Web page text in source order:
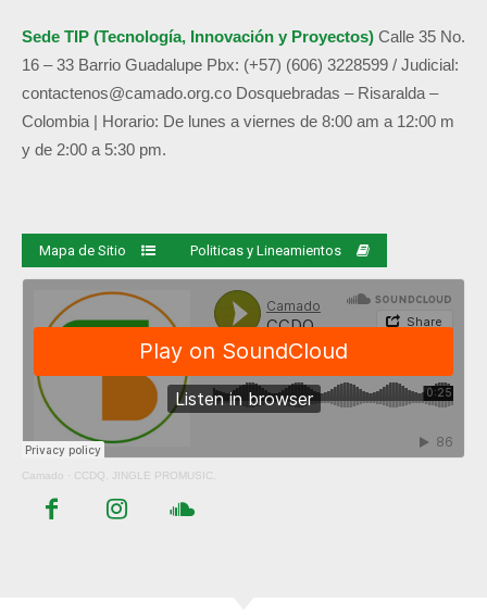
Sede TIP (Tecnología, Innovación y Proyectos) Calle 35 No.
16 – 33 Barrio Guadalupe Pbx: (+57) (606) 3228599 / Judicial:
contactenos@camado.org.co Dosquebradas – Risaralda –
Colombia | Horario: De lunes a viernes de 8:00 am a 12:00 m
y de 2:00 a 5:30 pm.
Mapa de Sitio Politicas y Lineamientos
Camado · CCDQ. JINGLE PROMUSIC.